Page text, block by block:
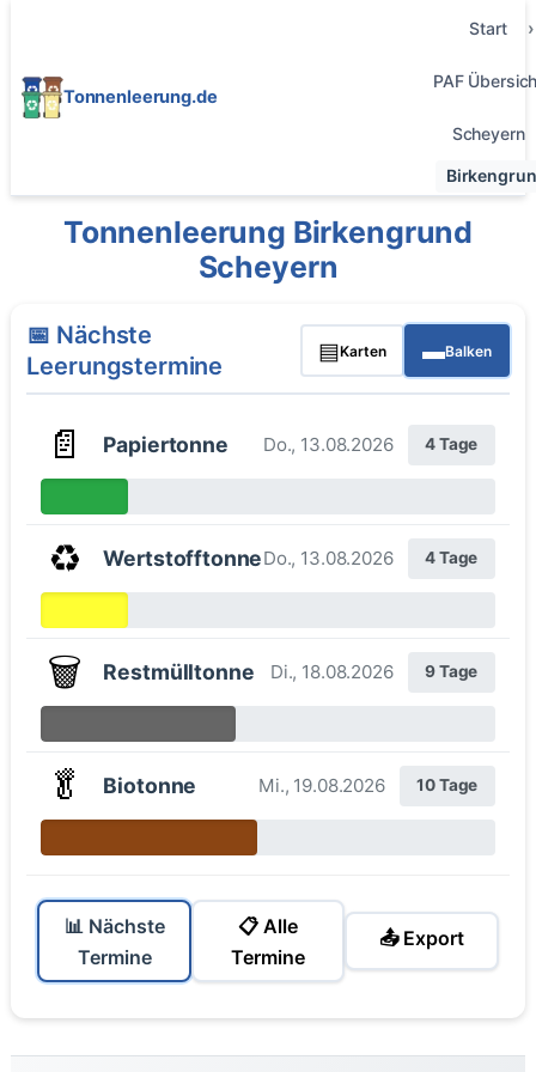
Tonnenleerung.de
Start
PAF
Scheyern
Tonnenleerung Birkengrund
Scheyern
📅 Nächste
Leerungstermine
▤Karten ▬Balken
📄 Papiertonne Do., 13.08.2026 4 Tage
♻️ WertstofftonneDo., 13.08.2026 4 Tage
🗑️ Restmülltonne Di., 18.08.2026 9 Tage
🥬 Biotonne Mi., 19.08.2026 10 Tage
📊 Nächste
Termine
📋 Alle
Termine
📤 Export